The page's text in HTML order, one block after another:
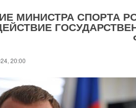
МИНИСТРА СПОРТА
20:00